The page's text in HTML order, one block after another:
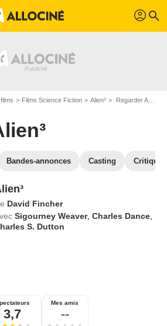
profil search
Films Science Fiction Alien³ Regarder Alien³ en SVOD
Bandes-annonces Casting
David Fincher
Sigourney Weaver,Charles Dance
S. Dutton
3,7
Mes amis
--